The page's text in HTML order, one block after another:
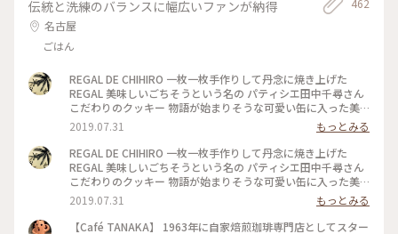
伝統と洗練のバランスに幅広いファンが納得
名古屋
ごはん
462
REGAL DE CHIHIRO 一枚一枚手作りして丹念に焼き上げた
REGAL 美味しいごちそうという名の パティシエ田中千尋さん
こだわりのクッキー 物語が始まりそうな可愛い缶に入った美
味しい 贈り物 全部美味しいクッキー 私のお気に入りは手前の
サブレ ディアマン ショコラ エクアドル産のチョコレートたっ
ぷりにザックリした食感 最後に感じる塩がアクセントに 甘 じ
ょっぱさがたまらない まりこさんありがとうございました #あ
りがとう
2019.07.31
もっとみる
REGAL DE CHIHIRO 一枚一枚手作りして丹念に焼き上げた
REGAL 美味しいごちそうという名の パティシエ田中千尋さん
こだわりのクッキー 物語が始まりそうな可愛い缶に入った美
味しい 贈り物 毎日楽しんで頂きました まりこさんありがとう
ございました #ありがとう
2019.07.31
もっとみる
【Café TANAKA】 1963年に自家焙煎珈琲専門店としてスター